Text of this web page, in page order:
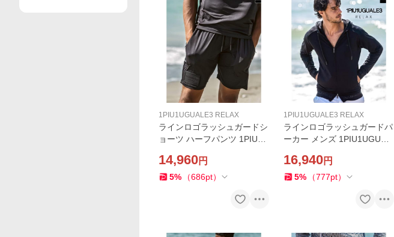
1PIU1UGUALE3 RELAX
ラインロゴラッシュガードシ
ョーツ ハーフパンツ 1PIU1U
ル レジャー マリンスポーツ
ウノピゥウノウグァーレトレ
14,960円
5% （686pt）
1PIU1UGUALE3 RELAX
ラインロゴラッシュガードパ
ーカー メンズ 1PIU1UGUAL
フェス マリンスポーツ サー
フィン ウノピゥウノウグァ
16,940円
5% （777pt）